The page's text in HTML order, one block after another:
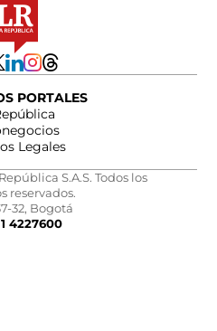
PORTALES
Legales
S.A.S. Todos los
reservados.
32, Bogotá
4227600